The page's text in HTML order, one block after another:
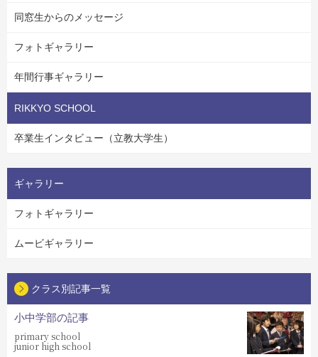
同窓生からのメッセージ
フォトギャラリー
年間行事ギャラリー
RIKKYO SCHOOL
卒業生インタビュー（立教大学生）
ギャラリー
フォトギャラリー
ムービギャラリー
クラス別記事一覧
小中学部の記事
primary school
junior high school